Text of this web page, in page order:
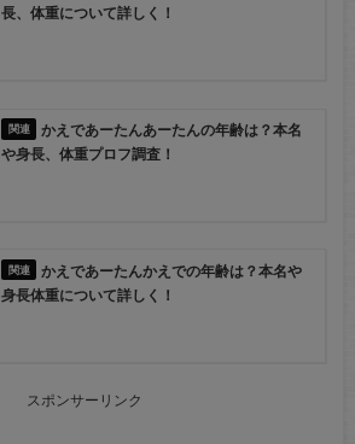
長、体重について詳しく！
かえであーたんあーたんの年齢は？本名
や身長、体重プロフ調査！
かえであーたんかえでの年齢は？本名や
身長体重について詳しく！
スポンサーリンク